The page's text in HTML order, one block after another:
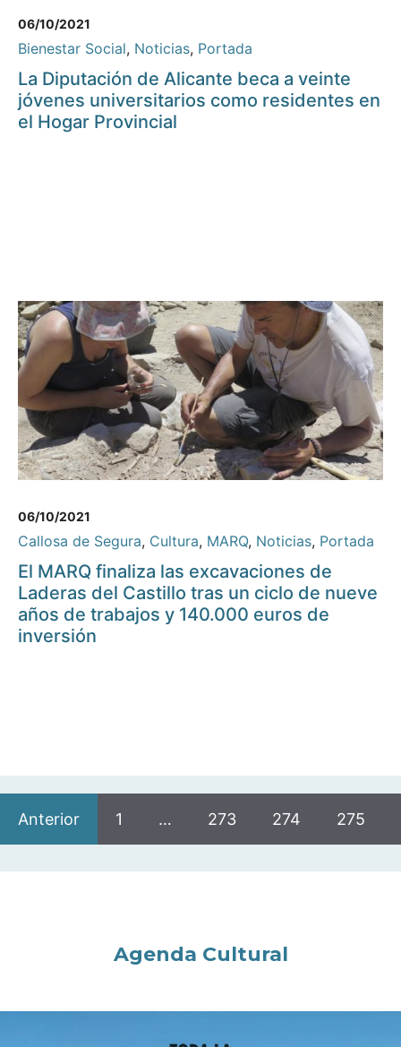
06/10/2021
Bienestar Social, Noticias, Portada
La Diputación de Alicante beca a veinte
jóvenes universitarios como residentes en
el Hogar Provincial
06/10/2021
Callosa de Segura, Cultura, MARQ, Noticias, Portada
El MARQ finaliza las excavaciones de
Laderas del Castillo tras un ciclo de nueve
años de trabajos y 140.000 euros de
inversión
Anterior 1 … 273 274 275
Agenda Cultural